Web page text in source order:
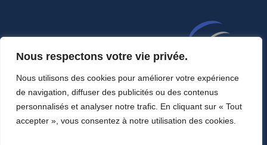
Nous respectons votre vie privée.
Nous utilisons des cookies pour améliorer votre expérience
de navigation, diffuser des publicités ou des contenus
personnalisés et analyser notre trafic. En cliquant sur « Tout
accepter », vous consentez à notre utilisation des cookies.
78, chemin des Sept-Deniers
31200 Toulouse